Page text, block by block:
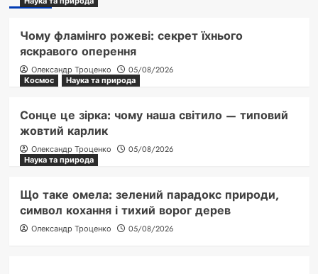
Чому фламінго рожеві: секрет їхнього
яскравого оперення
Олександр Троценко
05/08/2026
Космос
Наука та природа
Сонце це зірка: чому наша світило — типовий
жовтий карлик
Олександр Троценко
05/08/2026
Наука та природа
Що таке омела: зелений парадокс природи,
символ кохання і тихий ворог дерев
Олександр Троценко 05/08/2026